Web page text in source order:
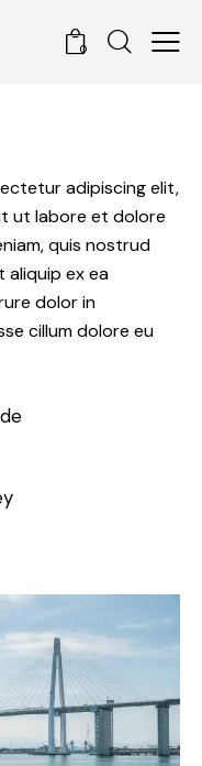
0
adipiscing elit,
ut labore et dolore
quis nostrud
aliquip ex ea
dolor in
cillum dolore eu